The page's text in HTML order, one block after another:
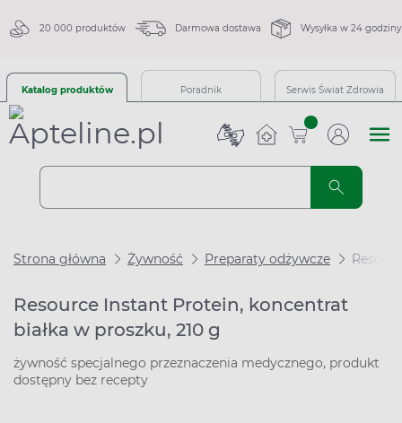
20 000 produktów Darmowa dostawa Wysyłka w 24 godziny
Katalog produktów Poradnik Serwis Świat Zdrowia
sztuk
Strona główna Żywność Preparaty odżywcze
Resource Instant Protein, koncentrat
białka w proszku, 210 g
żywność specjalnego przeznaczenia medycznego, produkt
dostępny bez recepty